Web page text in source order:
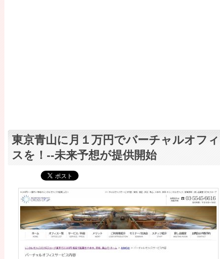
東京青山に月１万円でバーチャルオフィ
スを！--未来予想が提供開始